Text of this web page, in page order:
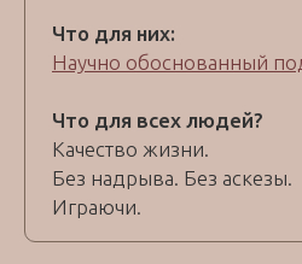
Что для них:
Научно обоснованный
Что для всех людей?
Качество жизни.
Без надрыва. Без аскезы.
Играючи.